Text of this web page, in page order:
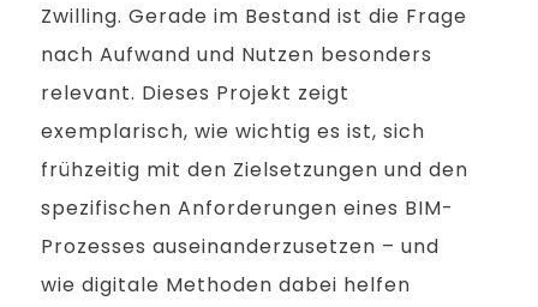
Zwilling. Gerade im Bestand ist die Frage
nach Aufwand und Nutzen besonders
relevant. Dieses Projekt zeigt
exemplarisch, wie wichtig es ist, sich
frühzeitig mit den Zielsetzungen und den
spezifischen Anforderungen eines BIM-
Prozesses auseinanderzusetzen – und
wie digitale Methoden dabei helfen